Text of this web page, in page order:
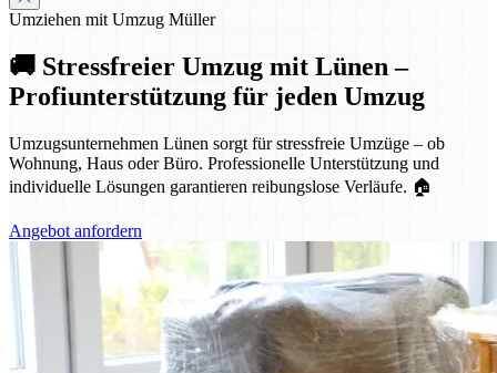
Umziehen mit Umzug Müller
🚚 Stressfreier Umzug mit Lünen –
Profiunterstützung für jeden Umzug
Umzugsunternehmen Lünen sorgt für stressfreie Umzüge – ob
Wohnung, Haus oder Büro. Professionelle Unterstützung und
individuelle Lösungen garantieren reibungslose Verläufe. 🏠
Angebot anfordern